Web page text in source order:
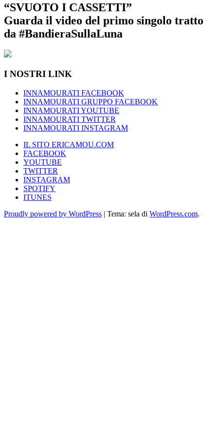
“SVUOTO I CASSETTI”
Guarda il video del primo singolo tratto
da #BandieraSullaLuna
I NOSTRI LINK
INNAMOURATI FACEBOOK
INNAMOURATI GRUPPO FACEBOOK
INNAMOURATI YOUTUBE
INNAMOURATI TWITTER
INNAMOURATI INSTAGRAM
IL SITO ERICAMOU.COM
FACEBOOK
YOUTUBE
TWITTER
INSTAGRAM
SPOTIFY
ITUNES
Proudly powered by WordPress | Tema: sela di WordPress.com.